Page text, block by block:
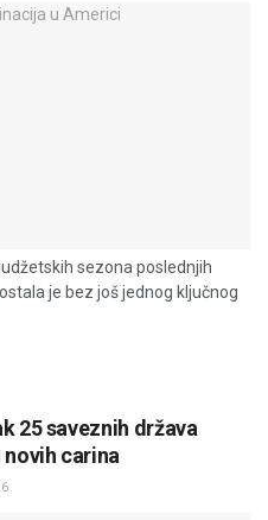
sezona poslednjih
je bez još jednog ključnog
25 saveznih država
carina